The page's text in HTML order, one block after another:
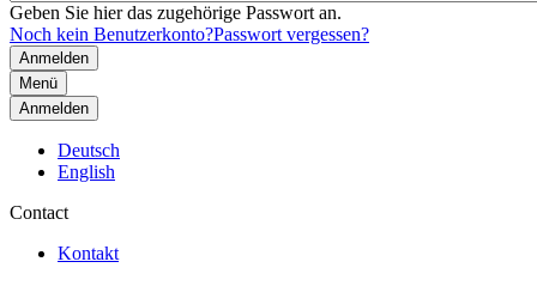
Geben Sie hier das zugehörige Passwort an.
Noch kein Benutzerkonto?Passwort vergessen?
Menü
Anmelden
Deutsch
English
Contact
Kontakt